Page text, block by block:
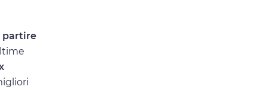
partire